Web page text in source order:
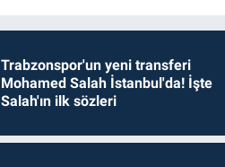
Trabzonspor'un yeni transferi
Mohamed Salah İstanbul'da! İşte
Salah'ın ilk sözleri